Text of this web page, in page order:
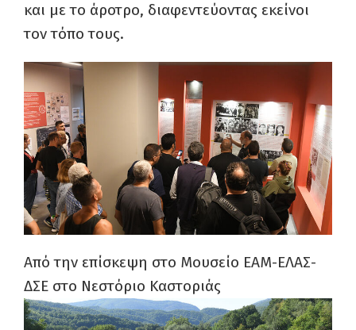
και με το άροτρο, διαφεντεύοντας εκείνοι
τον τόπο τους.
Από την επίσκεψη στο Μουσείο ΕΑΜ-ΕΛΑΣ-
ΔΣΕ στο Νεστόριο Καστοριάς